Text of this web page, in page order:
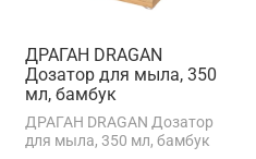
ДРАГАН DRAGAN
Дозатор для мыла, 350
мл, бамбук
ДРАГАН DRAGAN Дозатор
для мыла, 350 мл, бамбук